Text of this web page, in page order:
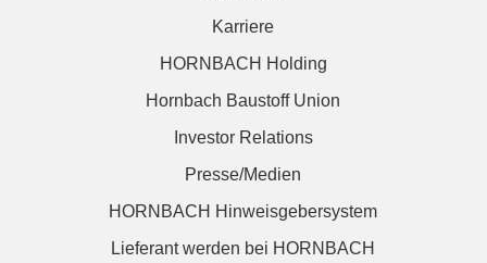
Karriere
HORNBACH Holding
Hornbach Baustoff Union
Investor Relations
Presse/Medien
HORNBACH Hinweisgebersystem
Lieferant werden bei HORNBACH